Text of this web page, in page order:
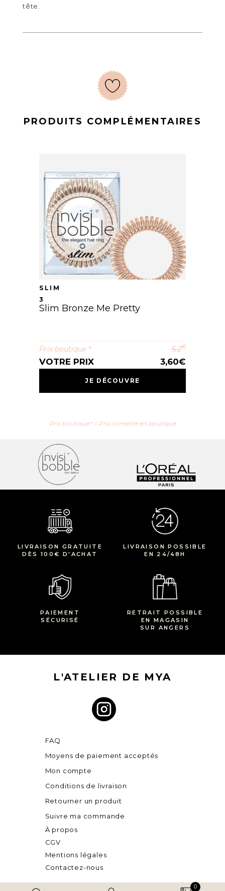
tête.
PRODUITS COMPLÉMENTAIRES
SLIM
3
Slim Bronze Me Pretty
Prix boutique * 5.2€
VOTRE PRIX 3,60€
JE DÉCOUVRE
Prix boutique* = Prix conseillé en boutique
LIVRAISON GRATUITE
DÈS 100€ D'ACHAT
LIVRAISON POSSIBLE
EN 24/48H
PAIEMENT
SÉCURISÉ
RETRAIT POSSIBLE
EN MAGASIN
SUR ANGERS
L'ATELIER DE MYA
FAQ
Moyens de paiement acceptés
Mon compte
Conditions de livraison
Retourner un produit
Suivre ma commande
À propos
CGV
Mentions légales
Contactez-nous
0